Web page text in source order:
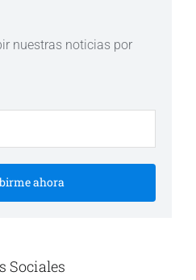
nuestras noticias por
ahora
Sociales